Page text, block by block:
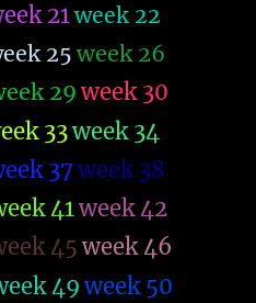
21week 22
25 week 26
29 week 30
33week 34
37 week 38
41week 42
45 week 46
49 week 50